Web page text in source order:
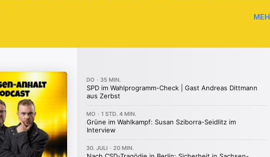
fasst die vielen Geschichten und Themen der insgesamt 49 Folgen
Zusammenarbeit mit dem Spielmannszug in Hettstedt. Die beiden teilen Einblicke
und deren Resonanz bei den Zuhörern werden ebenfalls besprochen. Chris